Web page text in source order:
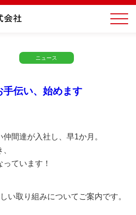
ニュース
伝い、始めます
間達が入社し、早1か月。
ています！
い取り組みについてご案内です。